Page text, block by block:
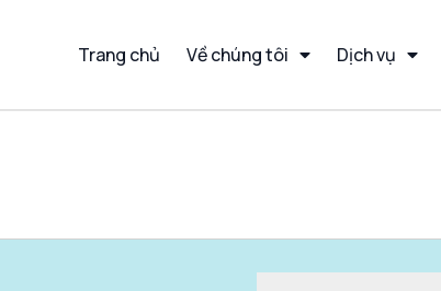
Trang chủ Về chúng tôi Dịch vụ